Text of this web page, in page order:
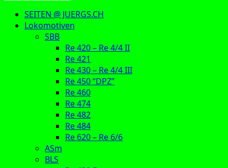
SEITEN @ JUERGS.CH
Lokomotiven
SBB
Re 420 – Re 4/4 II
Re 421
Re 430 – Re 4/4 III
Re 450 “DPZ”
Re 460
Re 474
Re 482
Re 484
Re 620 – Re 6/6
ASm
BLS